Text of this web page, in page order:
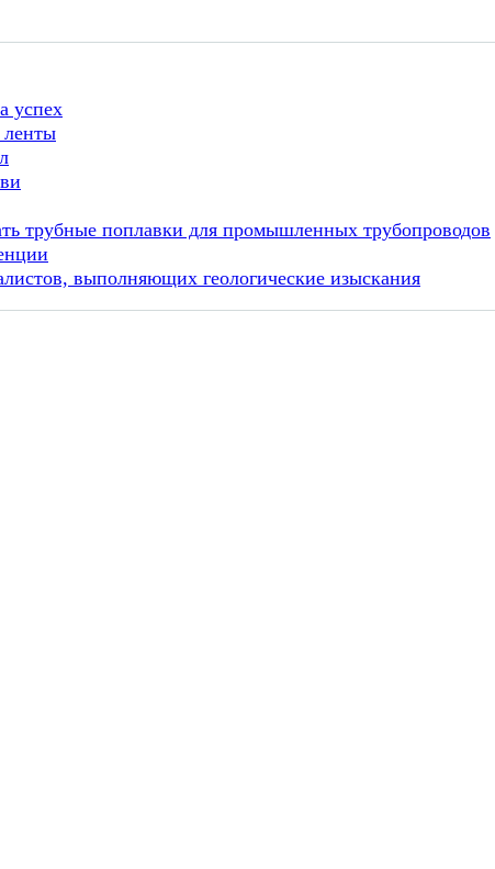
успех
ленты
трубные поплавки для промышленных трубопроводов
выполняющих геологические изыскания